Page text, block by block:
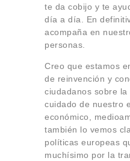
te da cobijo y te
día a día. En
acompaña en
personas.
Creo que estamos
de reinvención y
ciudadanos sobre la
cuidado de nuestro
económico,
también lo vemos
políticas europeas
muchísimo por la